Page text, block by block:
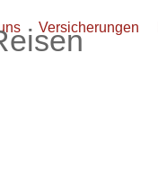
Versicherungen